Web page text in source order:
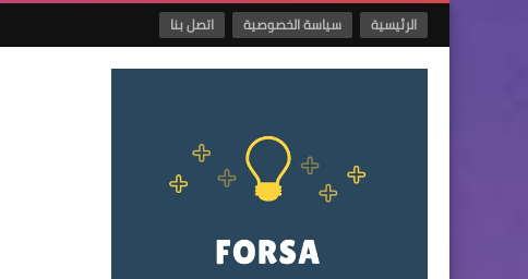
الرئيسية سياسة الخصوصية اتصل بنا